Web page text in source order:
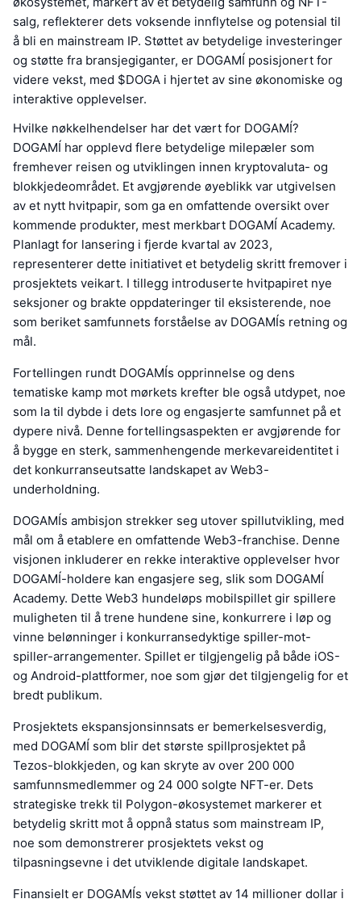
salg, reflekterer dets voksende innflytelse og potensial til
å bli en mainstream IP. Støttet av betydelige investeringer
og støtte fra bransjegiganter, er DOGAMÍ posisjonert for
videre vekst, med $DOGA i hjertet av sine økonomiske og
interaktive opplevelser.
Hvilke nøkkelhendelser har det vært for DOGAMÍ?
DOGAMÍ har opplevd flere betydelige milepæler som
fremhever reisen og utviklingen innen kryptovaluta- og
blokkjedeområdet. Et avgjørende øyeblikk var utgivelsen
av et nytt hvitpapir, som ga en omfattende oversikt over
kommende produkter, mest merkbart DOGAMÍ Academy.
Planlagt for lansering i fjerde kvartal av 2023,
representerer dette initiativet et betydelig skritt fremover i
prosjektets veikart. I tillegg introduserte hvitpapiret nye
seksjoner og brakte oppdateringer til eksisterende, noe
som beriket samfunnets forståelse av DOGAMÍs retning og
mål.
Fortellingen rundt DOGAMÍs opprinnelse og dens
tematiske kamp mot mørkets krefter ble også utdypet, noe
som la til dybde i dets lore og engasjerte samfunnet på et
dypere nivå. Denne fortellingsaspekten er avgjørende for
å bygge en sterk, sammenhengende merkevareidentitet i
det konkurranseutsatte landskapet av Web3-
underholdning.
DOGAMÍs ambisjon strekker seg utover spillutvikling, med
mål om å etablere en omfattende Web3-franchise. Denne
visjonen inkluderer en rekke interaktive opplevelser hvor
DOGAMÍ-holdere kan engasjere seg, slik som DOGAMÍ
Academy. Dette Web3 hundeløps mobilspillet gir spillere
muligheten til å trene hundene sine, konkurrere i løp og
vinne belønninger i konkurransedyktige spiller-mot-
spiller-arrangementer. Spillet er tilgjengelig på både iOS-
og Android-plattformer, noe som gjør det tilgjengelig for et
bredt publikum.
Prosjektets ekspansjonsinnsats er bemerkelsesverdig,
med DOGAMÍ som blir det største spillprosjektet på
Tezos-blokkjeden, og kan skryte av over 200 000
samfunnsmedlemmer og 24 000 solgte NFT-er. Dets
strategiske trekk til Polygon-økosystemet markerer et
betydelig skritt mot å oppnå status som mainstream IP,
noe som demonstrerer prosjektets vekst og
tilpasningsevne i det utviklende digitale landskapet.
Finansielt er DOGAMÍs vekst støttet av 14 millioner dollar i